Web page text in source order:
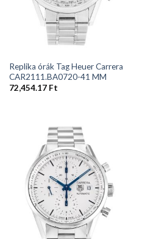
Replika órák Tag Heuer Carrera
CAR2111.BA0720-41 MM
72,454.17 Ft